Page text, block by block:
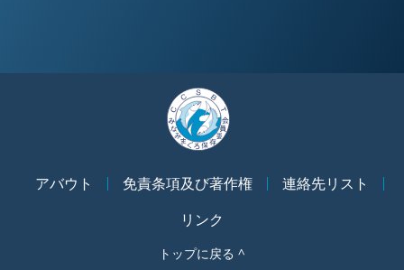
アバウト 免責条項及び著作権
連絡先リスト
リンク
トップに戻る ^